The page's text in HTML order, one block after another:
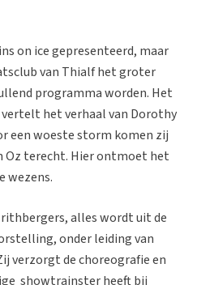
on ice gepresenteerd, maar
van Thialf het groter
programma worden. Het
het verhaal van Dorothy
een woeste storm komen zij
Oz terecht. Hier ontmoet het
wezens.
alles wordt uit de
onder leiding van
verzorgt de choreografie en
showtrainster heeft bij